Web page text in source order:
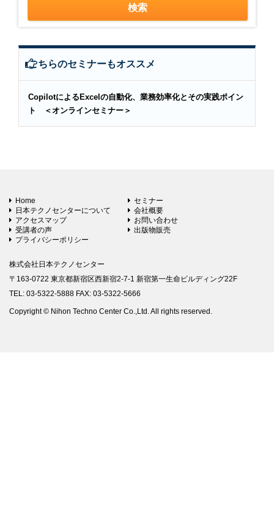
こちらのセミナーもオススメ
CopilotによるExcelの自動化、業務効率化とその実践ポイン
ト ＜オンラインセミナー＞
Home
セミナー
日本テクノセンターについて
会社概要
アクセスマップ
お問い合わせ
受講者の声
出版物販売
プライバシーポリシー
株式会社日本テクノセンター
〒163-0722 東京都新宿区西新宿2-7-1 新宿第一生命ビルディング22F
TEL: 03-5322-5888 FAX: 03-5322-5666
Copyright © Nihon Techno Center Co.,Ltd. All rights reserved.